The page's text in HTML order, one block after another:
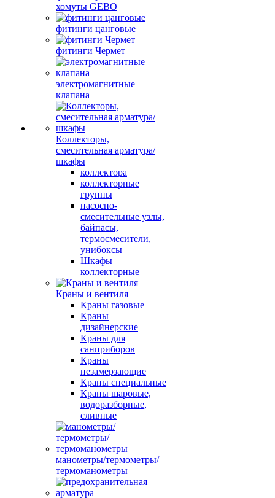
хомуты GEBO
фитинги цанговые
фитинги Чермет
электромагнитные
клапана
Коллекторы,
смесительная арматура/
шкафы
коллектора
коллекторные
группы
насосно-
смесительные узлы,
байпасы,
термосмесители,
унибоксы
Шкафы
коллекторные
Краны и вентиля
Краны газовые
Краны
дизайнерские
Краны для
санприборов
Краны
незамерзающие
Краны специальные
Краны шаровые,
водоразборные,
сливные
манометры/термометры/
термоманометры